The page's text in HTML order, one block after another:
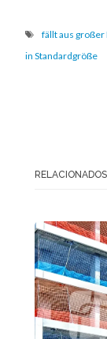
fällt aus großer
in Standardgröße
RELACIONADOS